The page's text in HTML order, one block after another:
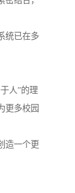
统已在多
人”的理
更多校园
造一个更